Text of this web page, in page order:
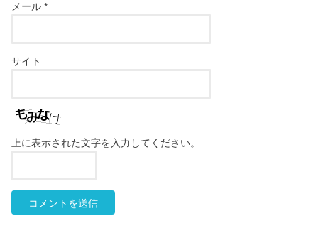
メール*
サイト
上に表示された文字を入力してください。